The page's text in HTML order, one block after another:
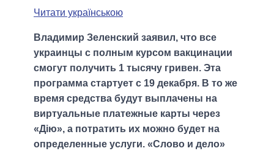
МЭРЫ
ВСЕ ПЕРСОНЫ
СРАВНЕНИЕ ПОЛИТИКОВ
Читати українською
Владимир Зеленский заявил, что все
украинцы с полным курсом вакцинации
смогут получить 1 тысячу гривен. Эта
программа стартует с 19 декабря. В то же
время средства будут выплачены на
виртуальные платежные карты через
«Дію», а потратить их можно будет на
определенные услуги. «Слово и дело»